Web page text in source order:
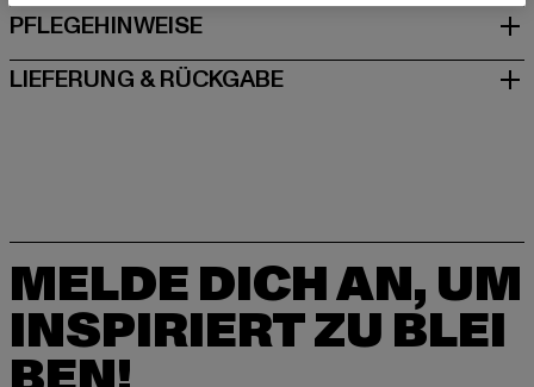
PFLEGEHINWEISE
LIEFERUNG & RÜCKGABE
MELDE DICH AN, UM
INSPIRIERT ZU BLEI